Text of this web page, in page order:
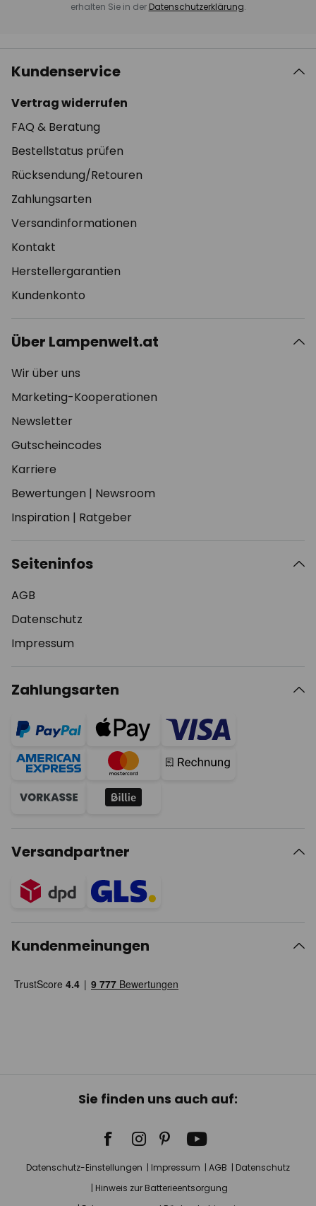
erhalten Sie in der Datenschutzerklärung.
Kundenservice
Vertrag widerrufen
FAQ & Beratung
Bestellstatus prüfen
Rücksendung/Retouren
Zahlungsarten
Versandinformationen
Kontakt
Herstellergarantien
Kundenkonto
Über Lampenwelt.at
Wir über uns
Marketing-Kooperationen
Newsletter
Gutscheincodes
Karriere
Bewertungen | Newsroom
Inspiration | Ratgeber
Seiteninfos
AGB
Datenschutz
Impressum
Zahlungsarten
Versandpartner
Kundenmeinungen
Sie finden uns auch auf:
Datenschutz-Einstellungen Impressum AGB
Datenschutz
Hinweis zur Batterieentsorgung